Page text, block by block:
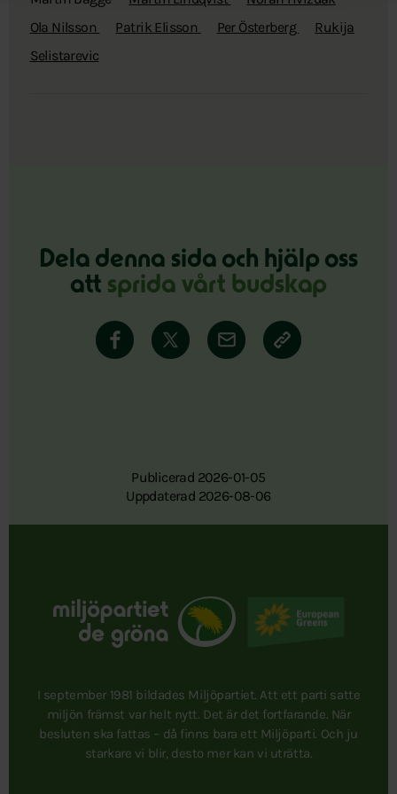
Ola Nilsson
Patrik Elisson Per Österberg
Rukija
Selistarevic
Dela denna sida och hjälp oss
att sprida vårt budskap
Publicerad 2026-01-05
Uppdaterad 2026-08-06
I september 1981 bildades Miljöpartiet. Att ett parti satte
miljön främst var helt nytt. Det är det fortfarande. När
besluten ska fattas – då finns bara ett Miljöparti. Och ju
starkare vi blir, desto mer kan vi uträtta.